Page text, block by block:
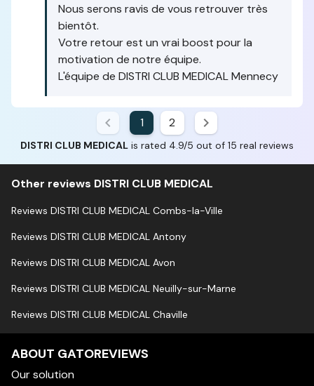
Nous serons ravis de vous retrouver très
bientôt.
Votre retour est un vrai boost pour la
motivation de notre équipe.
L'équipe de DISTRI CLUB MEDICAL Mennecy
1 2
DISTRI CLUB MEDICAL is rated 4.9/5 out of 15 real reviews
Other reviews DISTRI CLUB MEDICAL
Reviews DISTRI CLUB MEDICAL Combs-la-Ville
Reviews DISTRI CLUB MEDICAL Antony
Reviews DISTRI CLUB MEDICAL Avon
Reviews DISTRI CLUB MEDICAL Neuilly-sur-Marne
Reviews DISTRI CLUB MEDICAL Chaville
ABOUT GATOREVIEWS
Our solution